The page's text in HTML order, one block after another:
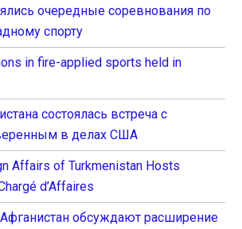
очередные соревнования по
спорту
in fire-applied sports held in
состоялась встреча с
в делах США
Affairs of Turkmenistan Hosts
d’Affaires
обсуждают расширение